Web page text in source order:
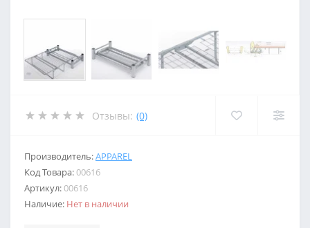
Отзывы: (0)
Производитель:APPAREL
Код Товара:00616
Артикул:00616
Наличие: Нет в наличии